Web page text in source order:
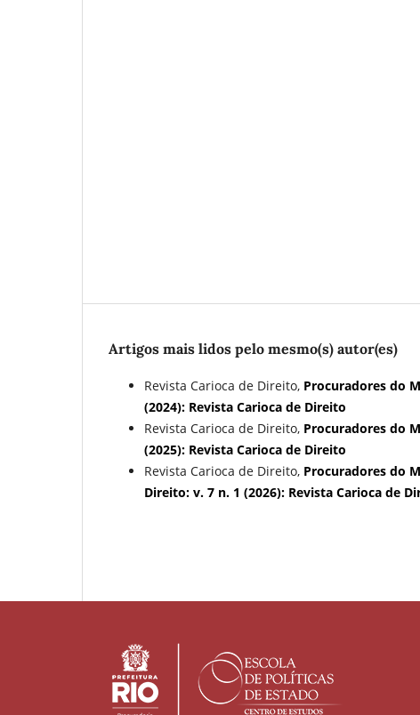
Artigos mais lidos pelo mesmo(s) autor(es)
Revista Carioca de Direito, Procuradores do
(2024): Revista Carioca de Direito
Revista Carioca de Direito, Procuradores do
(2025): Revista Carioca de Direito
Revista Carioca de Direito, Procuradores do
Direito: v. 7 n. 1 (2026): Revista Carioca de